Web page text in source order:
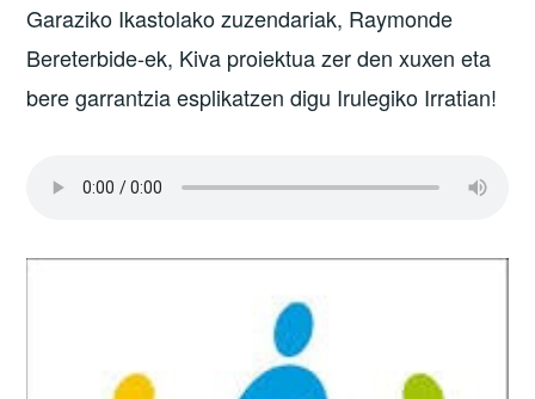
Garaziko Ikastolako zuzendariak, Raymonde
Bereterbide-ek, Kiva proiektua zer den xuxen eta
bere garrantzia esplikatzen digu Irulegiko Irratian!